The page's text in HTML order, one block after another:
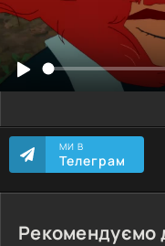
МИ В
Телеграм
Рекомендуємо